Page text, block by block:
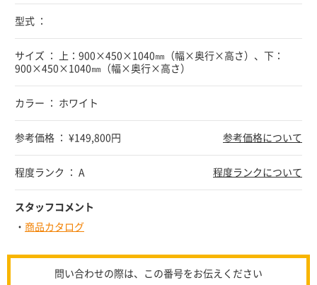
型式 ：
サイズ ： 上：900×450×1040㎜（幅×奥行×高さ）、下：
900×450×1040㎜（幅×奥行×高さ）
カラー ： ホワイト
参考価格 ： ¥149,800円 参考価格について
程度ランク ： A 程度ランクについて
スタッフコメント
・ 商品カタログ
問い合わせの際は、この番号をお伝えください